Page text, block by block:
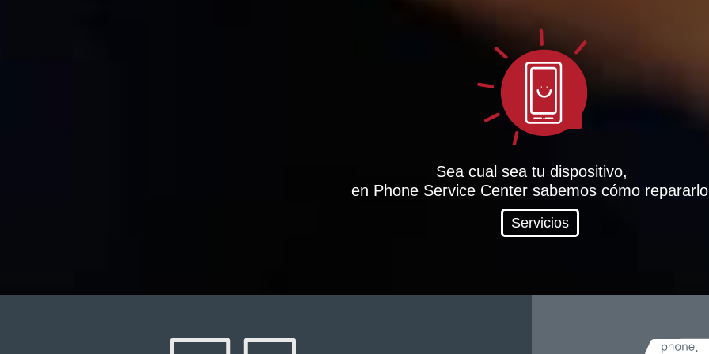
Sea cual sea tu dispositivo,
en Phone Service Center sabemos cómo
Servicios